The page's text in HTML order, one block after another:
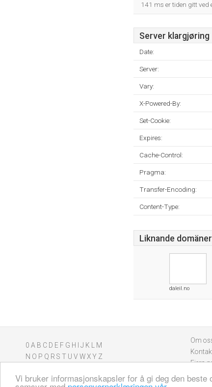
Vi bruker informasjonskapsler for å gi deg den
141 ms er tiden gitt ved
Server klargjøring
Date:
Server:
Vary:
X-Powered-By:
Set-Cookie:
Expires:
Cache-Control:
Pragma:
Transfer-Encoding:
Content-Type:
Liknande domäner
daleil.no
0 A B C D E F G H J K
M
N O P Q R S T U V WXY Z
Om
Fjern